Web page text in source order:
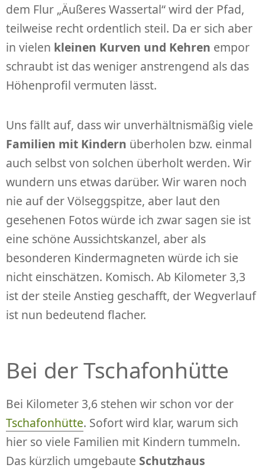
dem Flur „Äußeres Wassertal“ wird der Pfad,
teilweise recht ordentlich steil. Da er sich aber
in vielen kleinen Kurven und Kehren empor
schraubt ist das weniger anstrengend als das
Höhenprofil vermuten lässt.
Uns fällt auf, dass wir unverhältnismäßig viele
Familien mit Kindern überholen bzw. einmal
auch selbst von solchen überholt werden. Wir
wundern uns etwas darüber. Wir waren noch
nie auf der Völseggspitze, aber laut den
gesehenen Fotos würde ich zwar sagen sie ist
eine schöne Aussichtskanzel, aber als
besonderen Kindermagneten würde ich sie
nicht einschätzen. Komisch. Ab Kilometer 3,3
ist der steile Anstieg geschafft, der Wegverlauf
ist nun bedeutend flacher.
Bei der Tschafonhütte
Bei Kilometer 3,6 stehen wir schon vor der
Tschafonhütte. Sofort wird klar, warum sich
hier so viele Familien mit Kindern tummeln.
Das kürzlich umgebaute Schutzhaus